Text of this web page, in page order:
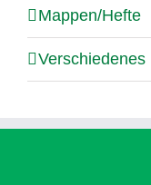
Mappen/Hefte
Verschiedenes